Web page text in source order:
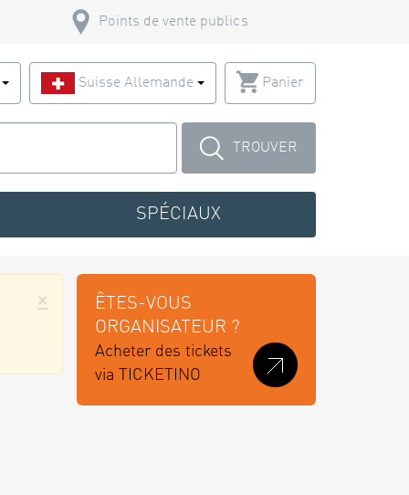
Points de vente publics
Suisse Allemande Panier
TROUVER
SPÉCIAUX
×
ÊTES-VOUS
ORGANISATEUR ?
Acheter des tickets
via TICKETINO